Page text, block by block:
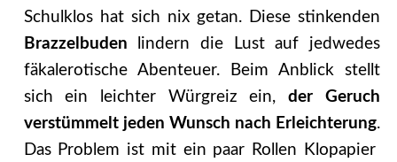
Schulklos hat sich nix getan. Diese stinkenden
Brazzelbuden lindern die Lust auf jedwedes
fäkalerotische Abenteuer. Beim Anblick stellt
sich ein leichter Würgreiz ein,der Geruch
verstümmelt jeden Wunsch nach Erleichterung.
Das Problem ist mit ein paar Rollen Klopapier